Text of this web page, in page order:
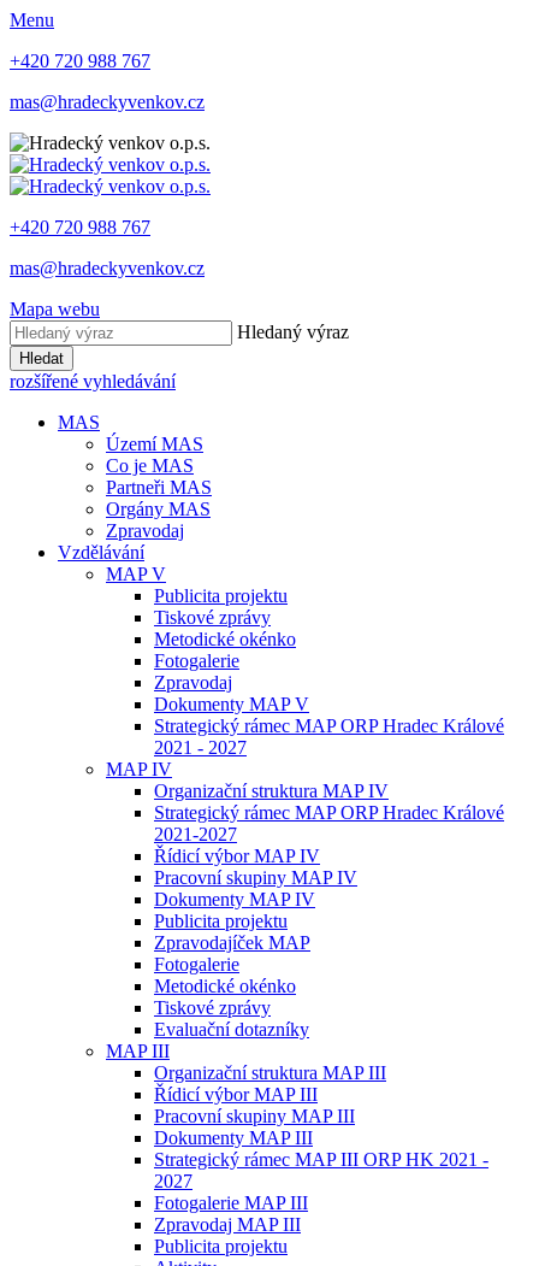
Menu
+420 720 988 767
mas@hradeckyvenkov.cz
+420 720 988 767
mas@hradeckyvenkov.cz
Mapa webu
Hledaný výraz
Hledat
rozšířené vyhledávání
MAS
Území MAS
Co je MAS
Partneři MAS
Orgány MAS
Zpravodaj
Vzdělávání
MAP V
Publicita projektu
Tiskové zprávy
Metodické okénko
Fotogalerie
Zpravodaj
Dokumenty MAP V
Strategický rámec MAP ORP Hradec Králové
2021 - 2027
MAP IV
Organizační struktura MAP IV
Strategický rámec MAP ORP Hradec Králové
2021-2027
Řídicí výbor MAP IV
Pracovní skupiny MAP IV
Dokumenty MAP IV
Publicita projektu
Zpravodajíček MAP
Fotogalerie
Metodické okénko
Tiskové zprávy
Evaluační dotazníky
MAP III
Organizační struktura MAP III
Řídicí výbor MAP III
Pracovní skupiny MAP III
Dokumenty MAP III
Strategický rámec MAP III ORP HK 2021 -
2027
Fotogalerie MAP III
Zpravodaj MAP III
Publicita projektu